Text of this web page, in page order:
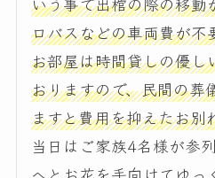
ロバスなどの車両費が不
お部屋は時間貸しの優し
おりますので、民間の葬
ますと費用を抑えたお別
当日はご家族4名様が参